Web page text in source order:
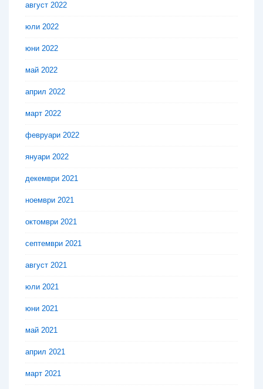
август 2022
юли 2022
юни 2022
май 2022
април 2022
март 2022
февруари 2022
януари 2022
декември 2021
ноември 2021
октомври 2021
септември 2021
август 2021
юли 2021
юни 2021
май 2021
април 2021
март 2021